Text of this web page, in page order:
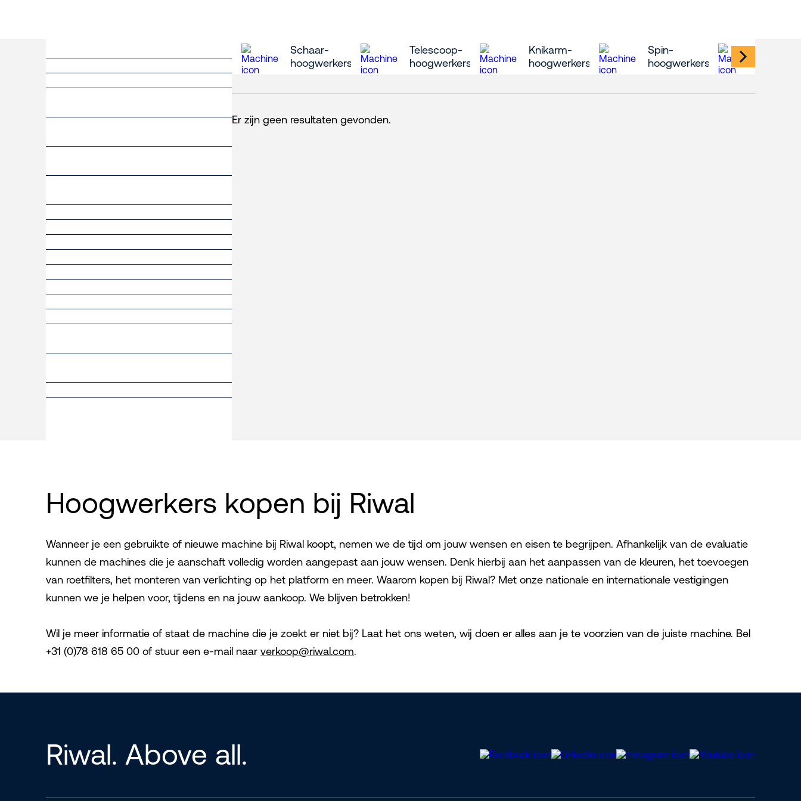
Schaar-
hoogwerkers
Telescoop-
hoogwerkers
Knikarm-
hoogwerkers
Spin-
hoogwerkers
Er zijn geen resultaten gevonden.
Hoogwerkers kopen bij Riwal
Wanneer je een gebruikte of nieuwe machine bij Riwal koopt, nemen we de tijd om jouw wensen en eisen te begrijpen. Afhankelijk van de evaluatie
kunnen de machines die je aanschaft volledig worden aangepast aan jouw wensen. Denk hierbij aan het aanpassen van de kleuren, het toevoegen
van roetfilters, het monteren van verlichting op het platform en meer. Waarom kopen bij Riwal? Met onze nationale en internationale vestigingen
kunnen we je helpen voor, tijdens en na jouw aankoop. We blijven betrokken!
Wil je meer informatie of staat de machine die je zoekt er niet bij? Laat het ons weten, wij doen er alles aan je te voorzien van de juiste machine. Bel
+31 (0)78 618 65 00 of stuur een e-mail naar verkoop@riwal.com.
Riwal. Above all.